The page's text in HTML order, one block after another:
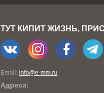
ТУТ КИПИТ ЖИЗНЬ,
Email: info@e-mm.ru
Адреса: